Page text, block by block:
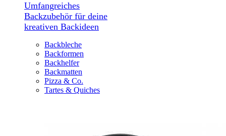
Umfangreiches
Backzubehör für deine
kreativen Backideen
Backbleche
Backformen
Backhelfer
Backmatten
Pizza & Co.
Tartes & Quiches